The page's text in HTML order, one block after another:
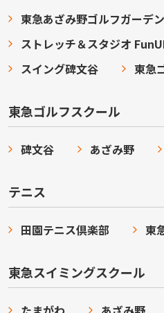
東急あざみ野ゴルフガーデン
ストレッチ＆スタジオ
スイング碑文谷
東急
東急ゴルフスクール
碑文谷 あざみ野
テニス
田園テニス倶楽部 東
東急スイミングスクール